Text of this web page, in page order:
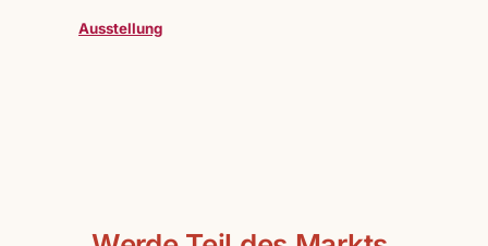
Ausstellung